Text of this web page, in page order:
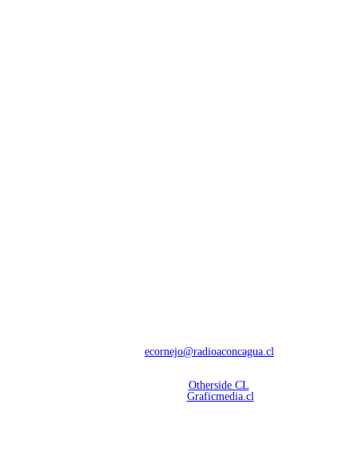
ecornejo@radioaconcagua.cl
Otherside CL
Graficmedia.cl